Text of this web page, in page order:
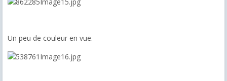
Un peu de couleur en vue.